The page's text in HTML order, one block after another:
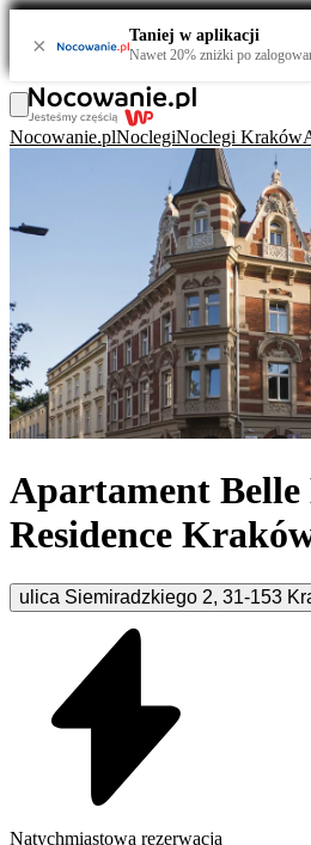
× Taniej w aplikacji
Nawet 20% zniżki po
Nocowanie.plNoclegiNoclegi Kraków
Apartament Belle
Residence
ulica Siemiradzkiego 2, 31-153
Natychmiastowa rezerwacja